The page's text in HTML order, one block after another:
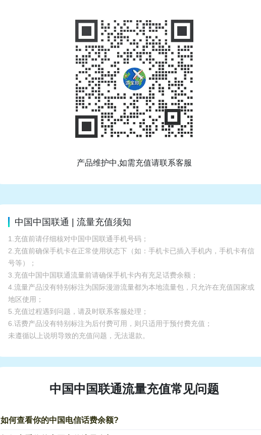
产品维护中,如需充值请联系客服
中国中国联通 | 流量充值须知
1.充值前请仔细核对中国中国联通手机号码；
2.充值前确保手机卡在正常使用状态下（如：手机卡已插入手机内，手机卡有信
号等）；
3.充值中国中国联通流量前请确保手机卡内有充足话费余额；
4.流量产品没有特别标注为国际漫游流量都为本地流量包，只允许在充值国家或
地区使用；
5.充值过程遇到问题，请及时联系客服处理；
6.话费产品没有特别标注为后付费可用，则只适用于预付费充值；
未遵循以上说明导致的充值问题，无法退款。
中国中国联通流量充值常见问题
如何查看你的中国电信话费余额?